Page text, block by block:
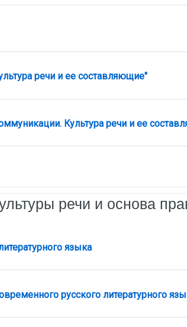
речи и ее составляющие"
Задание
Культура речи и ее
речи и основа
языка
Лекция
русского литературного